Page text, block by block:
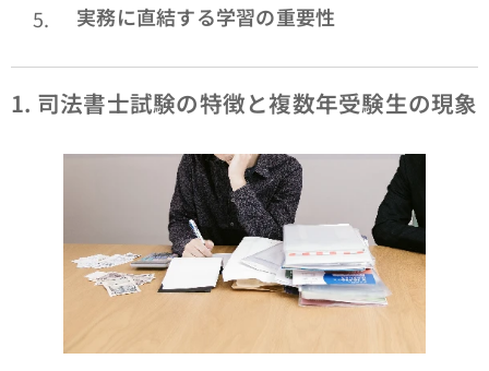
実務に直結する学習の重要性
1. 司法書士試験の特徴と複数年受験生の現象